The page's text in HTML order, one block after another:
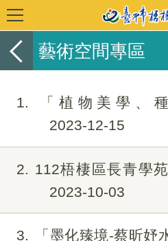
藝術空間專區
1
「植物美學、
2023-12-15
2
112梧棲區長青學
2023-10-03
3
「墨化臻境-蔡昕妤